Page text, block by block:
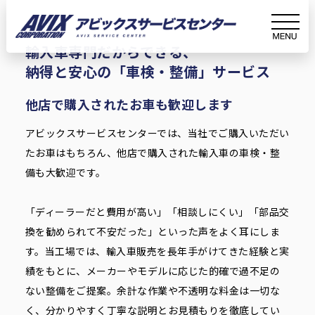
車検整備
Inspection
ホーム サービス紹介 車検整備
輸入車専門だからできる、
納得と安心の「車検・整備」サービス
他店で購入されたお車も歓迎します
アビックスサービスセンターでは、当社でご購入いただい
たお車はもちろん、他店で購入された輸入車の車検・整
備も大歓迎です。
「ディーラーだと費用が高い」「相談しにくい」「部品交
換を勧められて不安だった」といった声をよく耳にしま
す。当工場では、輸入車販売を長年手がけてきた経験と実
績をもとに、メーカーやモデルに応じた的確で過不足の
ない整備をご提案。余計な作業や不透明な料金は一切な
く、分かりやすく丁寧な説明とお見積もりを徹底してい